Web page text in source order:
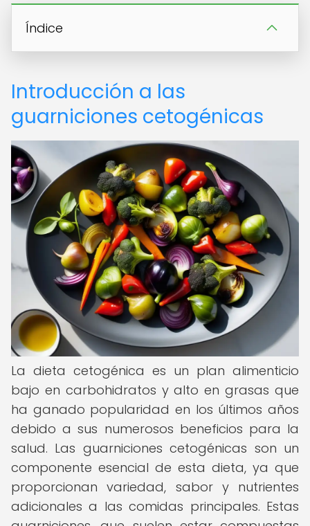
Índice
Introducción a las
guarniciones cetogénicas
La dieta cetogénica es un plan alimenticio
bajo en carbohidratos y alto en grasas que
ha ganado popularidad en los últimos años
debido a sus numerosos beneficios para la
salud. Las guarniciones cetogénicas son un
componente esencial de esta dieta, ya que
proporcionan variedad, sabor y nutrientes
adicionales a las comidas principales. Estas